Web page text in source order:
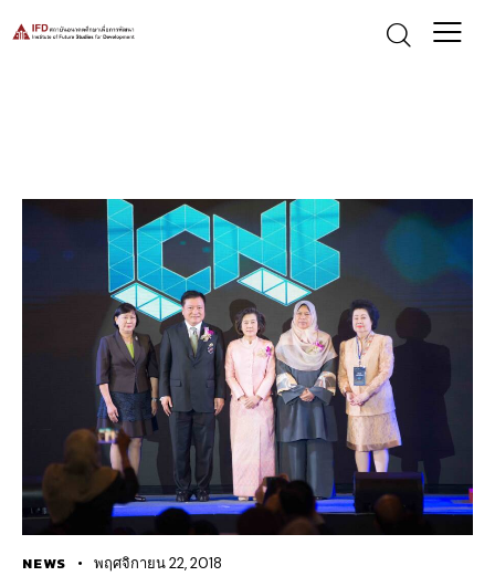
NEWS พฤศจิกายน 22, 2018